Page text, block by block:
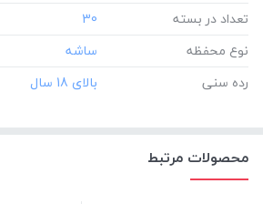
تعداد در بسته
‎30
نوع محفظه
رده سنی
محصولات مرتبط